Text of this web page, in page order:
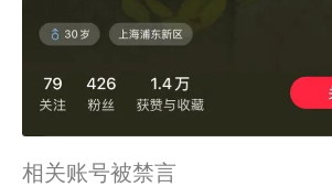
相关账号被禁言